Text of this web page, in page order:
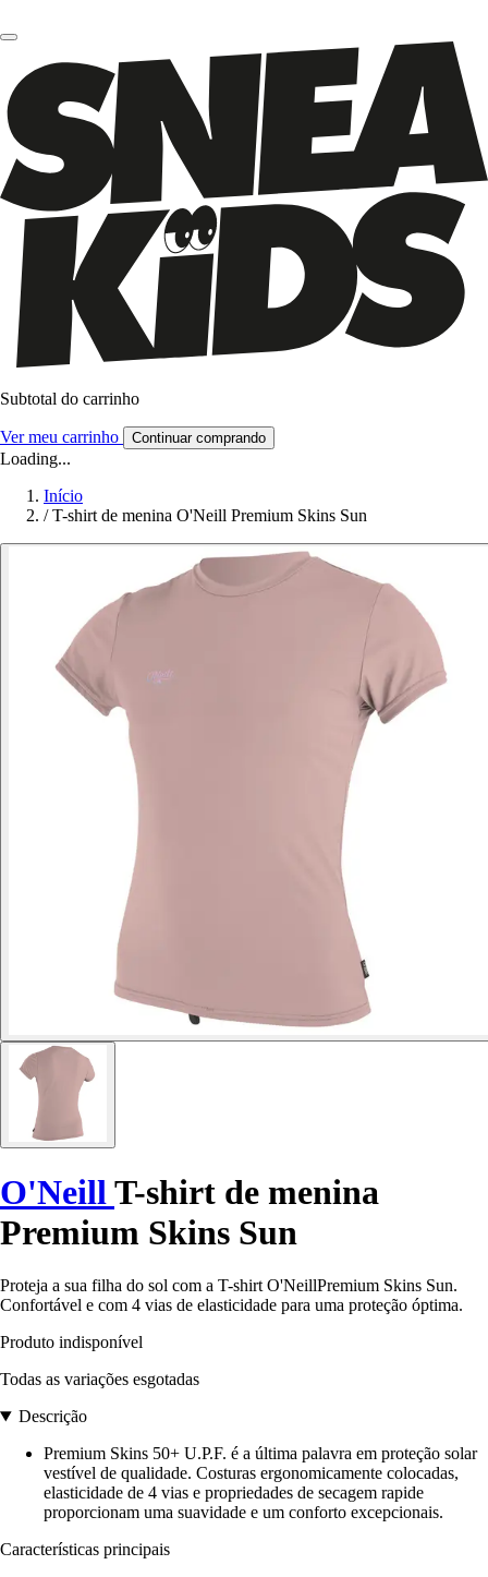
Subtotal do carrinho
Ver meu carrinho Continuar comprando
Loading...
Início
/ T-shirt de menina O'Neill Premium Skins Sun
O'Neill T-shirt de menina
Premium Skins Sun
Proteja a sua filha do sol com a T-shirt O'NeillPremium Skins Sun.
Confortável e com 4 vias de elasticidade para uma proteção óptima.
Produto indisponível
Todas as variações esgotadas
Descrição
Premium Skins 50+ U.P.F. é a última palavra em proteção solar
vestível de qualidade. Costuras ergonomicamente colocadas,
elasticidade de 4 vias e propriedades de secagem rapide
proporcionam uma suavidade e um conforto excepcionais.
Características principais